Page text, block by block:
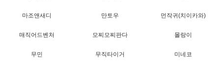
마조앤새디 만토우 먼작귀(치이카와)
매직어드벤처 모찌모찌판다 몰랑이
무민 무직타이거 미네코